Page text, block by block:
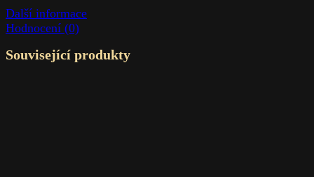
Další informace
Hodnocení (0)
Související produkty